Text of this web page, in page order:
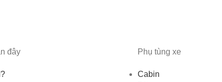
đây Phụ tùng xe
Cabin